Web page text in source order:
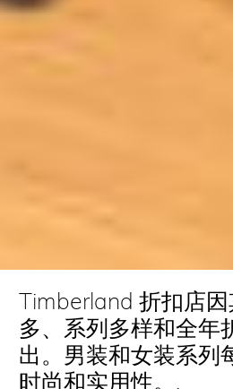
Timberland 折扣店
多、系列多样和全年
出。男装和女装系列
时尚和实用性。.